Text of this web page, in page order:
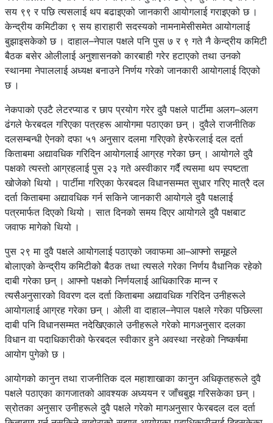
सय ९९ र पछि त्यसलाई थप बढाइएको जानकारी आयोगलाई गराइएको छ ।
केन्द्रीय कमिटीका ९ सय हाराहारी सदस्यको नामनामेसीसमेत आयोगलाई
बुझाइसकेको छ । दाहाल–नेपाल पक्षले पनि पुस ७ र ९ गते नै केन्द्रीय कमिटी
बैठक बसेर ओलीलाई अनुशासनको कारबाही गरेर हटाएको तथा उनको
स्थानमा नेपाललाई अध्यक्ष बनाउने निर्णय गरेको जानकारी आयोगलाई दिएको
छ ।
नेकपाको एउटै लेटरप्याड र छाप प्रयोग गरेर दुवै पक्षले पार्टीमा अलग–अलग
ढंगले फेरबदल गरिएका पत्रहरू आयोगमा पठाएका छन् । दुवैले राजनीतिक
दलसम्बन्धी ऐनको दफा ५१ अनुसार दलमा गरिएको हेरफेरलाई दल दर्ता
किताबमा अद्यावधिक गरिदिन आयोगलाई आग्रह गरेका छन् । आयोगले दुवै
पक्षको त्यस्तो आग्रहलाई पुस २३ गते अस्वीकार गर्दै त्यसमा थप स्पष्टता
खोजेको थियो । पार्टीमा गरिएका फेरबदल विधानसम्मत सुधार गरिए मात्रै दल
दर्ता किताबमा अद्यावधिक गर्न सकिने जानकारी आयोगले दुवै पक्षलाई
पत्रमार्फत दिएको थियो । सात दिनको समय दिएर आयोगले दुवै पक्षबाट
जवाफ मागेको थियो ।
पुस २९ मा दुवै पक्षले आयोगलाई पठाएको जवाफमा आ–आफ्नो समूहले
बोलाएको केन्द्रीय कमिटीको बैठक तथा त्यसले गरेका निर्णय वैधानिक रहेको
दाबी गरेका छन् । आफ्नो पक्षको निर्णयलाई आधिकारिक मान्न र
त्यसैअनुसारको विवरण दल दर्ता किताबमा अद्यावधिक गरिदिन उनीहरूले
आयोगलाई आग्रह गरेका छन् । ओली वा दाहाल–नेपाल पक्षले गरेका पछिल्ला
दाबी पनि विधानसम्मत नदेखिएकाले उनीहरूले गरेको मागअनुसार दलका
विधान वा पदाधिकारीको फेरबदल स्वीकार हुने अवस्था नरहेको निष्कर्षमा
आयोग पुगेको छ ।
आयोगको कानुन तथा राजनीतिक दल महाशाखाका कानुन अधिकृतहरूले दुवै
पक्षले पठाएका कागजातको आवश्यक अध्ययन र जाँचबुझ गरिसकेका छन् ।
स्रोतका अनुसार उनीहरूले दुवै पक्षले गरेको मागअनुसार फेरबदल दल दर्ता